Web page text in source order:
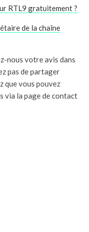
RTL9 gratuitement ?
de la chaîne
nous votre avis dans
pas de partager
que vous pouvez
via la page de contact